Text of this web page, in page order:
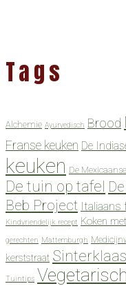
Tags
Alchemie Ayurvedisch Brood
Franse keuken De
keuken De
De tuin op tafel
Beb Project Italiaans
Kindvriendelijk recept Koken
gerechten Mattemburgh
kerststraat Sinterklaas
Tuintips Vegetarisch